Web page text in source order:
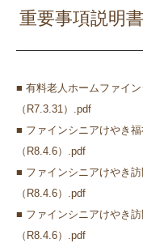
重要事項説明書
■ 有料老人ホームファイ
（R7.3.31）.pdf
■ ファインシニアけやき
（R8.4.6）.pdf
■ ファインシニアけやき
（R8.4.6）.pdf
■ ファインシニアけやき
（R8.4.6）.pdf